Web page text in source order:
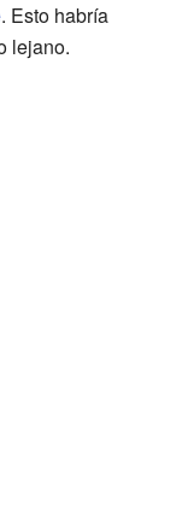
. Esto habría
lejano.